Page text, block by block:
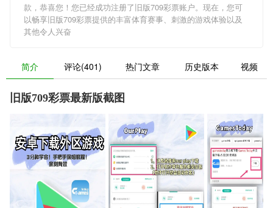
款，恭喜您！您已经成功注册了旧版709彩票账户。现在，您可
以畅享旧版709彩票提供的丰富体育赛事、刺激的游戏体验以及
其他令人兴奋
简介 评论(401) 热门文章 历史版本 视频
旧版709彩票最新版截图